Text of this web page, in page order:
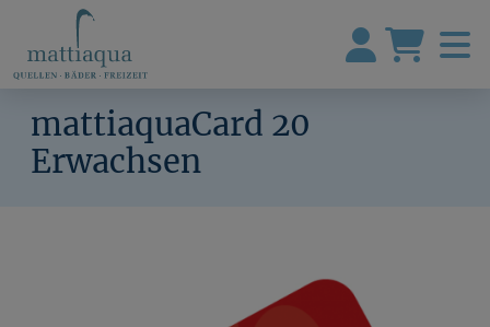
mattiaquaCard 20
Erwachsen